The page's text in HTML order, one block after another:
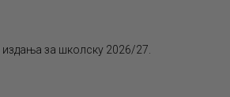
издања за школску 2026/27.